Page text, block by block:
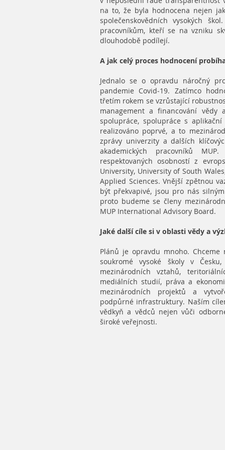
na to, že byla hodnocena nejen
společenskovědních vysokých
pracovníkům, kteří se na vzniku
dlouhodobě podílejí.
A jak celý proces hodnocení
Jednalo se o opravdu náročný
pandemie Covid-19. Zatímco
třetím rokem se vzrůstající
management a financování vědy
spolupráce, spolupráce s
realizováno poprvé, a to
zprávy univerzity a dalších
akademických pracovníků
respektovaných osobností z
University, University of South
Applied Sciences. Vnější zpětnou
být překvapivé, jsou pro nás
proto budeme se členy
MUP International Advisory Board.
Jaké další cíle si v oblasti vědy a
Plánů je opravdu mnoho.
soukromé vysoké školy v
mezinárodních vztahů,
mediálních studií, práva a
mezinárodních projektů a
podpůrné infrastruktury. Naším
vědkyň a vědců nejen vůči
široké veřejnosti.